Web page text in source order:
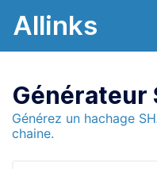
Allinks
Générateur
Générez un hachage
chaine.